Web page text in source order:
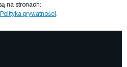
na stronach:
Polityka prywatności.